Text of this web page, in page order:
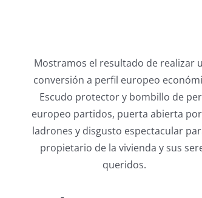
Mostramos el resultado de realizar
conversión a perfil europeo
Escudo protector y bombillo de
europeo partidos, puerta abierta
ladrones y disgusto espectacular
propietario de la vivienda y sus
queridos.